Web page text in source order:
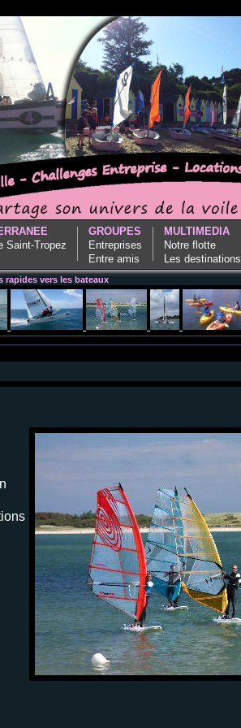
Saint-Tropez
GROUPES
Entreprises
Entre amis
MULTIMEDIA
Notre flotte
Les destinations
rapides vers les bateaux